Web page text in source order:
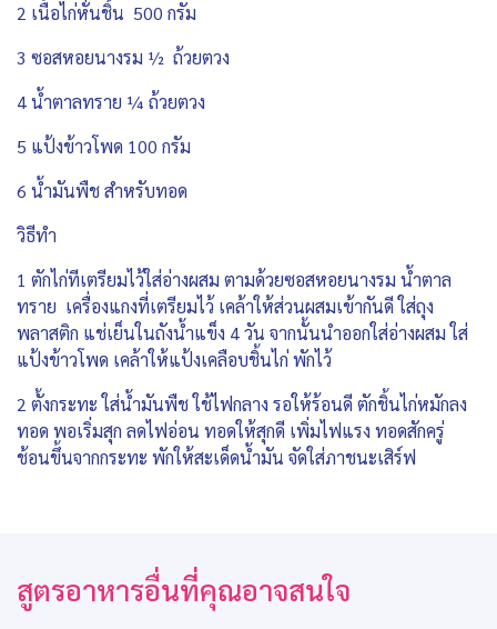
2 เนื้อไก่หั่นชิ้น 500 กรัม
3 ซอสหอยนางรม ½ ถ้วยตวง
4 น้ำตาลทราย ¼ ถ้วยตวง
5 แป้งข้าวโพด 100 กรัม
6 น้ำมันพืช สำหรับทอด
วิธีทำ
1 ตักไก่ทีเตรียมไว้ใส่อ่างผสม ตามด้วยซอสหอยนางรม น้ำตาล
ทราย เครื่องแกงที่เตรียมไว้ เคล้าให้ส่วนผสมเข้ากันดี ใส่ถุง
พลาสติก แช่เย็นในถังน้ำแข็ง 4 วัน จากนั้นนำออกใส่อ่างผสม ใส่
แป้งข้าวโพด เคล้าให้แป้งเคลือบชิ้นไก่ พักไว้
2 ตั้งกระทะ ใส่น้ำมันพืช ใช้ไฟกลาง รอให้ร้อนดี ตักชิ้นไก่หมักลง
ทอด พอเริ่มสุก ลดไฟอ่อน ทอดให้สุกดี เพิ่มไฟแรง ทอดสักครู่
ช้อนขึ้นจากกระทะ พักให้สะเด็ดน้ำมัน จัดใส่ภาชนะเสิร์ฟ
สูตรอาหารอื่นที่คุณอาจสนใจ